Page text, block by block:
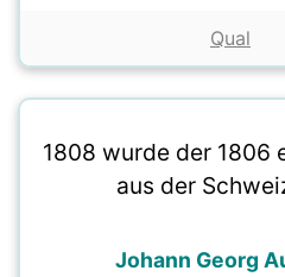
Qual
1808 wurde der 1806
aus der
Johann Georg